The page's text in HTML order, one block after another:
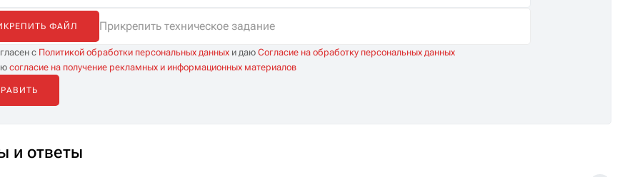
ФАЙЛ Прикрепить техническое задание
с Политикой обработки персональных данных и даюСогласие на обработку персональных данных
согласие на получение рекламных и информационных материалов
и ответы